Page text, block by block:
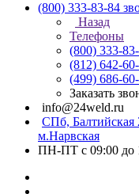
(800) 333-83-84
Назад
Телефоны
(800) 333-
(812) 642-
(499) 686-
Заказать
info@24weld.ru
СПб, Балтийская
м.Нарвская
ПН-ПТ с 09:00 до